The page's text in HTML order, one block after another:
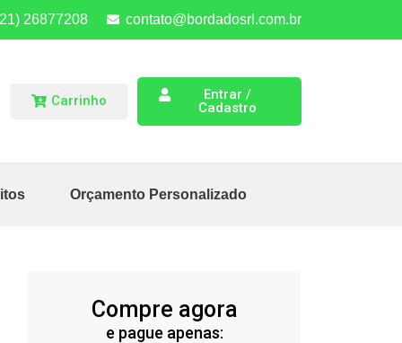
26877208 contato@bordadosrl.com.br
Carrinho
Entrar /
Cadastro
Orçamento Personalizado
Compre agora
e pague apenas: